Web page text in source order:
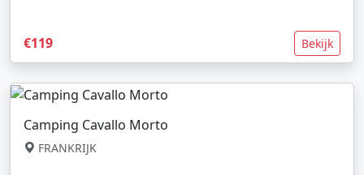
€119 Bekijk
Camping Cavallo Morto
FRANKRIJK